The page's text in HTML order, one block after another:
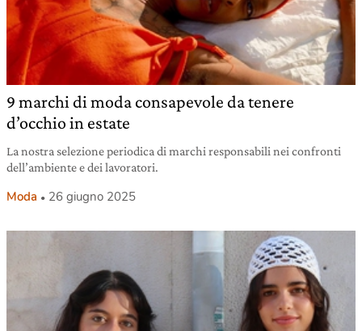
9 marchi di moda consapevole da tenere
d’occhio in estate
La nostra selezione periodica di marchi responsabili nei confronti
dell’ambiente e dei lavoratori.
Moda 26 giugno 2025